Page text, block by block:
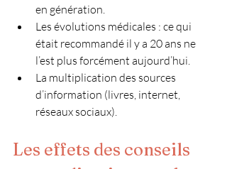
en génération.
Les évolutions médicales : ce qui
était recommandé il y a 20 ans ne
l’est plus forcément aujourd’hui.
La multiplication des sources
d’information (livres, internet,
réseaux sociaux).
Les effets des conseils